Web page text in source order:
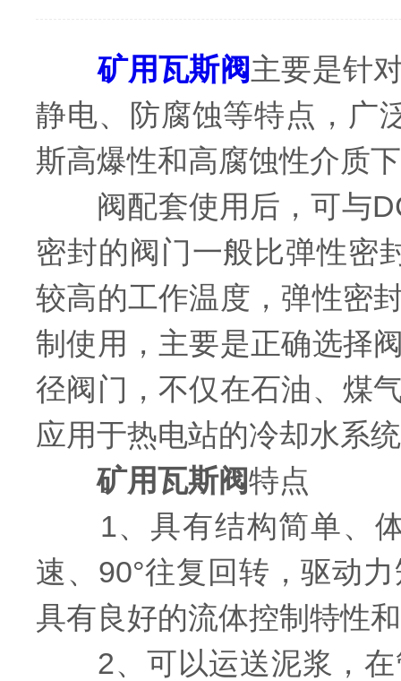
矿用瓦斯阀主要是针
静电、防腐蚀等特点，广
斯高爆性和高腐蚀性介质
阀配套使用后，可与
密封的阀门一般比弹性密
较高的工作温度，弹性密
制使用，主要是正确选择
径阀门，不仅在石油、煤
应用于热电站的冷却水系
矿用瓦斯阀特点
1、具有结构简单、体
速、90°往复回转，驱动
具有良好的流体控制特性
2、可以运送泥浆，在